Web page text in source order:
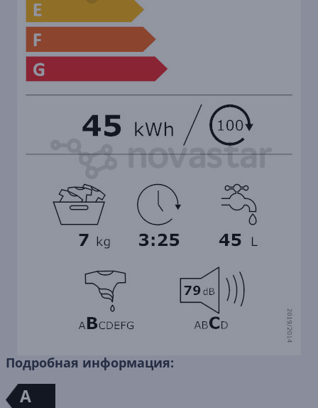
Подробная информация:
A